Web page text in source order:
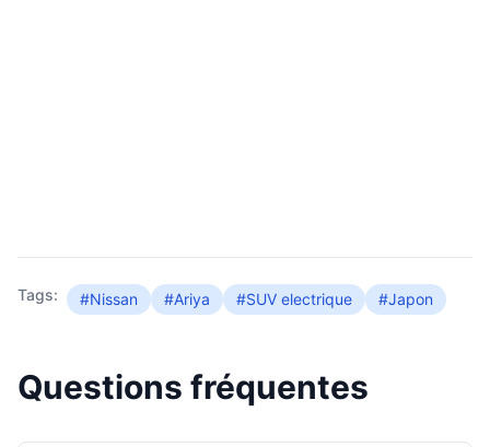
Tags: #Nissan #Ariya #SUV electrique #Japon
Questions fréquentes